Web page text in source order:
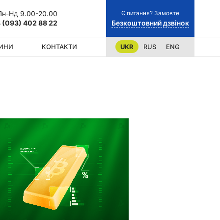
Нд 9.00-20.00
(093) 402 88 22
Є питання? Замовте
Безкоштовний дзвінок
КОНТАКТИ UKR RUS ENG